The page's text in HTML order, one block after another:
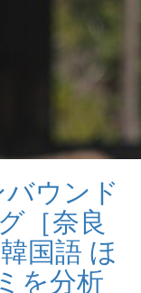
バウンド
［奈良
国語 ほ
を分析